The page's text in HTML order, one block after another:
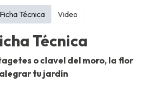
Técnica
o clavel del moro, la flor
tu jardín
Ficha Técnica Video